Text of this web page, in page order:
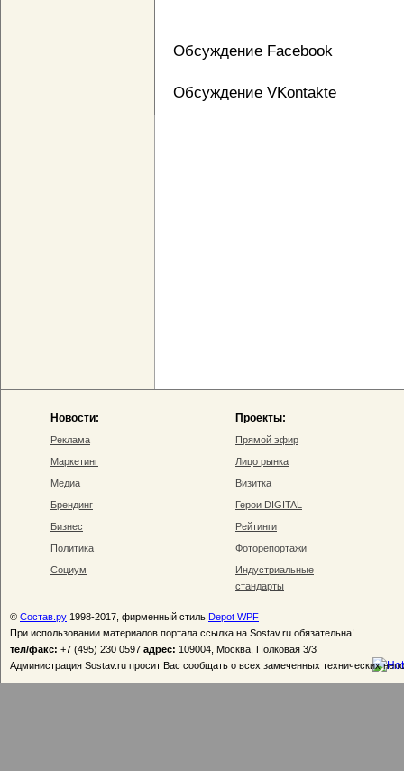
Обсуждение Facebook
Обсуждение VKontakte
Новости:
Реклама
Маркетинг
Медиа
Брендинг
Бизнес
Политика
Социум
Проекты:
Прямой эфир
Лицо рынка
Визитка
Герои DIGITAL
Рейтинги
Фоторепортажи
Индустриальные
стандарты
© Состав.ру 1998-2017, фирменный стиль Depot WPF
При использовании материалов портала ссылка на Sostav.ru обязательна!
тел/факс: +7 (495) 230 0597 адрес: 109004, Москва, Полковая 3/3
Администрация Sostav.ru просит Вас сообщать о всех замеченных технических